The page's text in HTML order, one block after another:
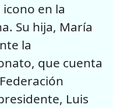
en la
Su hija, María
la
que cuenta
Luis